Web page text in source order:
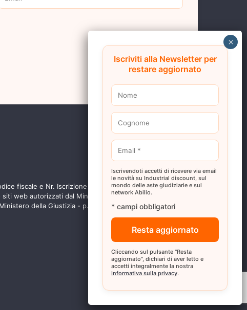
Seguici su:
fiscale e Nr. Iscrizione Registro delle Imprese di
web autorizzati dal Ministero della Giustizia alla
della Giustizia - p.d.g. 01/04/2022
Iscriviti alla Newsletter per
restare aggiornato
Iscrivendoti accetti di ricevere via email
le novità su Industrial discount, sul
mondo delle aste giudiziarie e sul
network Abilio.
* campi obbligatori
Cliccando sul pulsante "Resta
aggiornato", dichiari di aver letto e
accetti integralmente la nostra
Informativa sulla privacy.